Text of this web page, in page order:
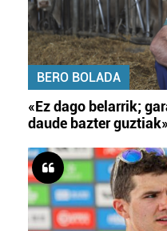
BERO BOLADA
«Ez dago belarrik;
daude bazter guztiak»